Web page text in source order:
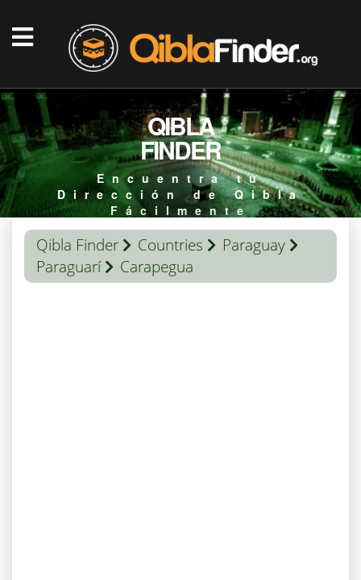
QIBLA
FINDER
Encuentra tu
Dirección de Qibla
Fácilmente
Qibla Finder Countries
Paraguay
Paraguarí
Carapegua